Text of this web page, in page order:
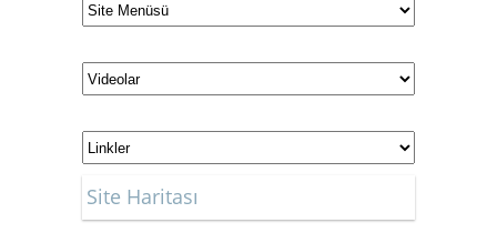
Site Haritası